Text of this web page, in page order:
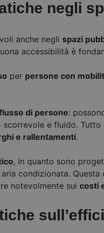
negli
anche negli spazi
accessibilità è
per persone con
di persone:
e fluido.
e rallentamenti.
, in quanto sono
condizionata.
notevolmente suicosti